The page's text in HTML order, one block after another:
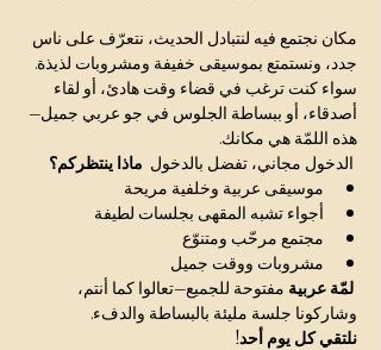
مكان نجتمع فيه لنتبادل الحديث، نتعرّف على ناس
جدد، ونستمتع بموسيقى خفيفة ومشروبات لذيذة.
سواء كنت ترغب في قضاء وقت هادئ، أو لقاء
أصدقاء، أو ببساطة الجلوس في جو عربي جميل—
هذه اللمّة هي مكانك.
ماذا ينتظركم؟
موسيقى عربية وخلفية مريحة
أجواء تشبه المقهى بجلسات لطيفة
مجتمع مرحّب ومتنوّع
مشروبات ووقت جميل
لمّة عربية مفتوحة للجميع—تعالوا كما أنتم،
وشاركونا جلسة مليئة بالبساطة والدفء.
نلتقي كل يوم أحد!